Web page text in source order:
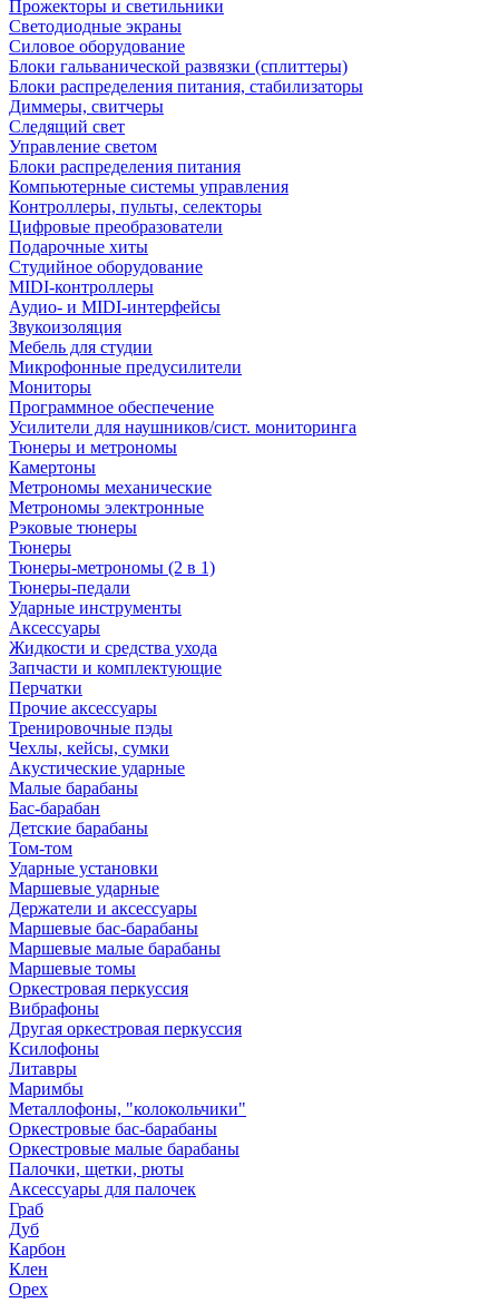
Прожекторы и светильники
Светодиодные экраны
Силовое оборудование
Блоки гальванической развязки (сплиттеры)
Блоки распределения питания, стабилизаторы
Диммеры, свитчеры
Следящий свет
Управление светом
Блоки распределения питания
Компьютерные системы управления
Контроллеры, пульты, селекторы
Цифровые преобразователи
Подарочные хиты
Студийное оборудование
MIDI-контроллеры
Аудио- и MIDI-интерфейсы
Звукоизоляция
Мебель для студии
Микрофонные предусилители
Мониторы
Программное обеспечение
Усилители для наушников/сист. мониторинга
Тюнеры и метрономы
Камертоны
Метрономы механические
Метрономы электронные
Рэковые тюнеры
Тюнеры
Тюнеры-метрономы (2 в 1)
Тюнеры-педали
Ударные инструменты
Аксессуары
Жидкости и средства ухода
Запчасти и комплектующие
Перчатки
Прочие аксессуары
Тренировочные пэды
Чехлы, кейсы, сумки
Акустические ударные
Mалые барабаны
Бас-барабан
Детские барабаны
Том-том
Ударные установки
Маршевые ударные
Держатели и аксессуары
Маршевые бас-барабаны
Маршевые малые барабаны
Маршевые томы
Оркестровая перкуссия
Вибрафоны
Другая оркестровая перкуссия
Ксилофоны
Литавры
Маримбы
Металлофоны, "колокольчики"
Оркестровые бас-барабаны
Оркестровые малые барабаны
Палочки, щетки, рюты
Аксессуары для палочек
Граб
Дуб
Карбон
Клен
Орех